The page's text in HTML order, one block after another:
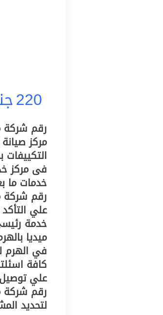
220
رقم شركة
مركز
فى مركز
خدمات ما
رقم شركة
علي
خدمة
ميديا
في الهرم‏
علي
رقم شركة
لتحديد